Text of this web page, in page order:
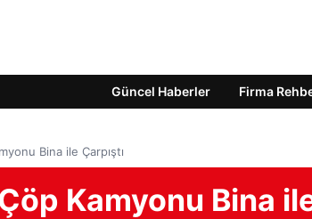
Güncel Haberler Firma
Bina ile Çarpıştı
Kamyonu Bina